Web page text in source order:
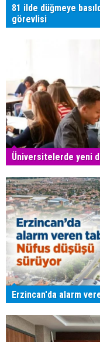
81 ilde düğmeye
görevlisi
Üniversitelerde yeni
Erzincan'da alarm